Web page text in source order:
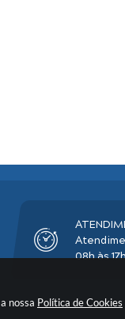
nossa Política de Cookies
08h às